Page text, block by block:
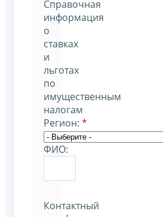
Справочная
информация
о
ставках
и
льготах
по
имущественным
налогам
Регион: *
ФИО:
Контактный